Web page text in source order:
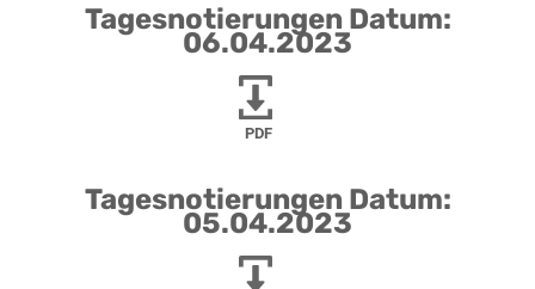
Tagesnotierungen Datum:
06.04.2023
PDF
Tagesnotierungen Datum:
05.04.2023